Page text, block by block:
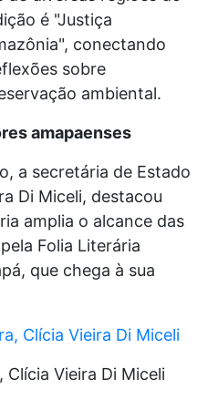
é "Justiça
conectando
sobre
ambiental.
amapaenses
a secretária de Estado
Di Miceli, destacou
amplia o alcance das
Folia Literária
que chega à sua
Clícia Vieira Di Miceli